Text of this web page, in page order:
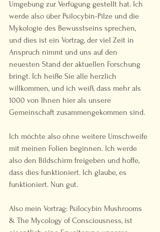
Umgebung zur Verfügung gestellt hat. Ich
werde also über Psilocybin-Pilze und die
Mykologie des Bewusstseins sprechen,
und dies ist ein Vortrag, der viel Zeit in
Anspruch nimmt und uns auf den
neuesten Stand der aktuellen Forschung
bringt. Ich heiße Sie alle herzlich
willkommen, und ich weiß, dass mehr als
1000 von Ihnen hier als unsere
Gemeinschaft zusammengekommen sind.
Ich möchte also ohne weitere Umschweife
mit meinen Folien beginnen. Ich werde
also den Bildschirm freigeben und hoffe,
dass dies funktioniert. Ich glaube, es
funktioniert. Nun gut.
Also mein Vortrag: Psilocybin Mushrooms
& The Mycology of Consciousness, ist